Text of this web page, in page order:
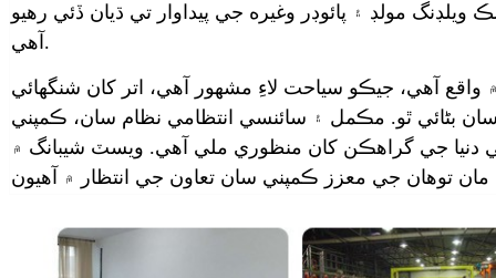
مولڊ ۽ پائوڊر وغيره جي پيداوار تي ڌيان ڏئي رهيو
آهي.
آهي، جيڪو سياحت لاءِ مشهور آهي، اتر کان شنگھائي
بڻائي ٿو. مڪمل ۽ سائنسي انتظامي نظام سان، ڪمپني
جي گراهڪن کان منظوري ملي آهي. ويسٽ شيبانگ ۾